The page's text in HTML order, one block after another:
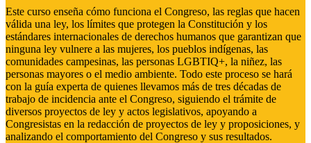
Este curso enseña cómo funciona el Congreso, las reglas que hacen
válida una ley, los límites que protegen la Constitución y los
estándares internacionales de derechos humanos que garantizan que
ninguna ley vulnere a las mujeres, los pueblos indígenas, las
comunidades campesinas, las personas LGBTIQ+, la niñez, las
personas mayores o el medio ambiente. Todo este proceso se hará
con la guía experta de quienes llevamos más de tres décadas de
trabajo de incidencia ante el Congreso, siguiendo el trámite de
diversos proyectos de ley y actos legislativos, apoyando a
Congresistas en la redacción de proyectos de ley y proposiciones, y
analizando el comportamiento del Congreso y sus resultados.